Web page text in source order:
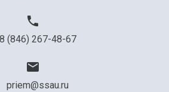
8 (846) 267-48-67
priem@ssau.ru